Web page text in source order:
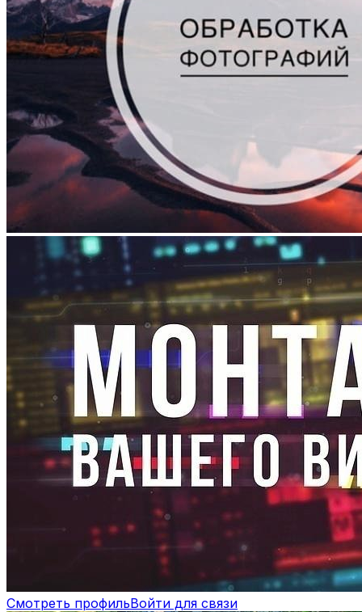
Смотреть профильВойти для связи